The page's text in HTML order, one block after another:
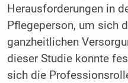
Herausforderungen in
Pflegeperson, um sich
ganzheitlichen
dieser Studie konnte
sich die